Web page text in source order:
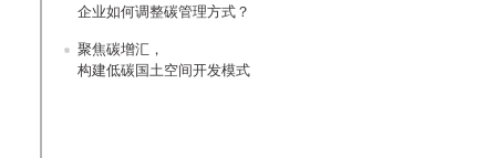
企业如何调整碳管理方式？
聚焦碳增汇，
构建低碳国土空间开发模式